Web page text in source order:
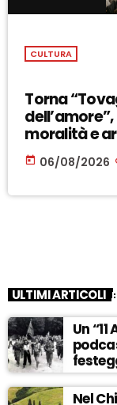
CULTURA
Torna
moralità e
today 06/08/2026
ULTIMI ARTICOLI
Un
Nel